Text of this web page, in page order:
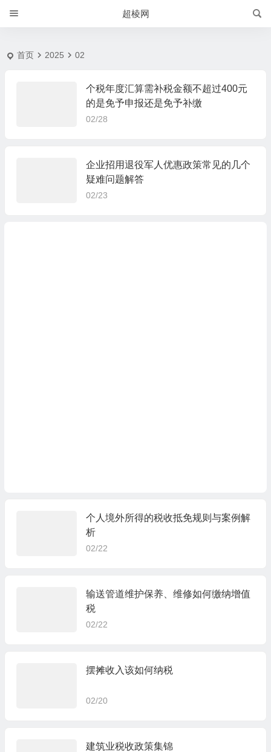
超棱网
首页 2025 02
个税年度汇算需补税金额不超过400元
的是免予申报还是免予补缴
02/28
企业招用退役军人优惠政策常见的几个
疑难问题解答
02/23
个人境外所得的税收抵免规则与案例解
析
02/22
输送管道维护保养、维修如何缴纳增值
税
02/22
摆摊收入该如何纳税
02/20
建筑业税收政策集锦